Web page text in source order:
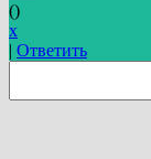
()
x
| Ответить